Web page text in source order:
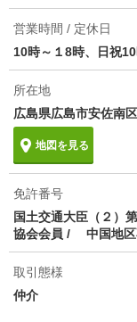
営業時間 / 定休日
10時～１8時、日祝
所在地
広島県広島市安佐南
地図を見る
免許番号
国土交通大臣（２）
協会会員 / 中国地区
取引態様
仲介